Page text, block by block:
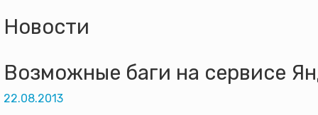
Новости
Возможные баги на сервисе
22.08.2013